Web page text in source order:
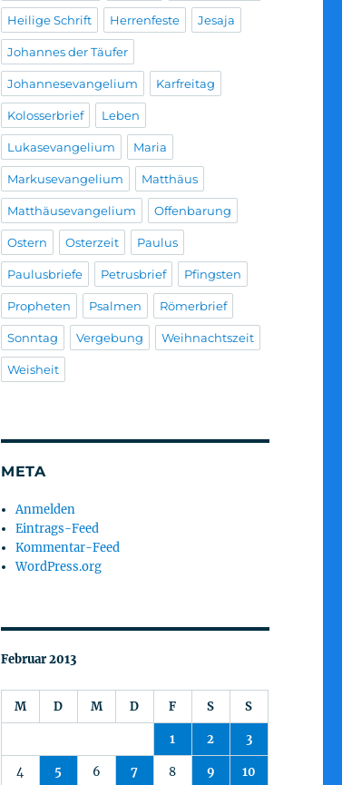
Heilige Schrift Herrenfeste Jesaja
Johannes der Täufer
Johannesevangelium Karfreitag
Kolosserbrief Leben
Lukasevangelium Maria
Markusevangelium Matthäus
Matthäusevangelium Offenbarung
Ostern Osterzeit Paulus
Paulusbriefe Petrusbrief Pfingsten
Propheten Psalmen Römerbrief
Sonntag Vergebung Weihnachtszeit
Weisheit
META
Anmelden
Eintrags-Feed
Kommentar-Feed
WordPress.org
Februar 2013
M D M D F S S
1 2 3
4 5 6 7 8 9 10